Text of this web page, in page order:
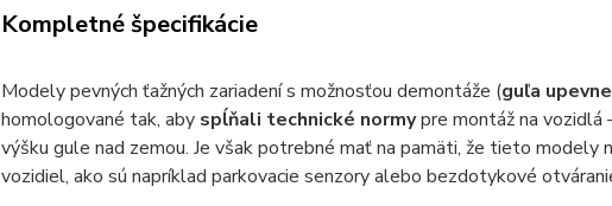
Kompletné špecifikácie
Modely pevných ťažných zariadení s možnosťou demontáže (guľa
homologované tak, aby spĺňali technické normypre montáž na vozidlá
výšku gule nad zemou. Je však potrebné mať na pamäti, že tieto modely
vozidiel, ako sú napríklad parkovacie senzory alebo bezdotykové